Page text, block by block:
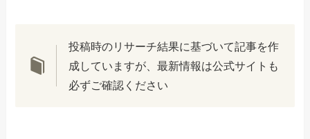
投稿時のリサーチ結果に基づいて記事を作
成していますが、最新情報は公式サイトも
必ずご確認ください